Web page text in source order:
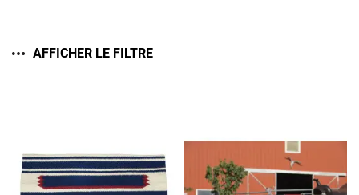
AFFICHER LE FILTRE